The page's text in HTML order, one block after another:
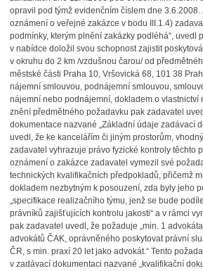
opravil pod týmž evidenčním číslem dne 3.6.2008.
oznámení o veřejné zakázce v bodu III.1.4)
podmínky, kterým plnění zakázky podléhá“, uvedl
v nabídce doložil svou schopnost zajistit
v okruhu do 2 km /vzdušnou čarou/ od
městské části Praha 10, Vršovická 68, 101 38
nájemní smlouvou, podnájemní smlouvou,
nájemní nebo podnájemní, dokladem o vlastnictví
znění předmětného požadavku pak zadavatel
dokumentace nazvané „Základní údaje zadávací
uvedl, že ke kancelářím či jiným prostorům,
zadavatel vyhrazuje právo fyzické kontroly těchto
oznámení o zakázce zadavatel vymezil své
technických kvalifikačních předpokladů, přičemž
dokladem nezbytným k posouzení, zda byly jeho
„specifikace realizačního týmu, jenž se bude
právníků zajišťujících kontrolu jakosti“ a v rámci
pak zadavatel uvedl, že požaduje „min. 1
advokátů ČAK, oprávněného poskytovat právní
ČR, s min. praxí 20 let jako advokát.“ Tento
v zadávací dokumentaci nazvané „kvalifikační